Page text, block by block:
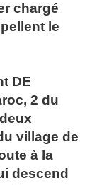
chargé
le
DE
2 du
village de
à la
descend